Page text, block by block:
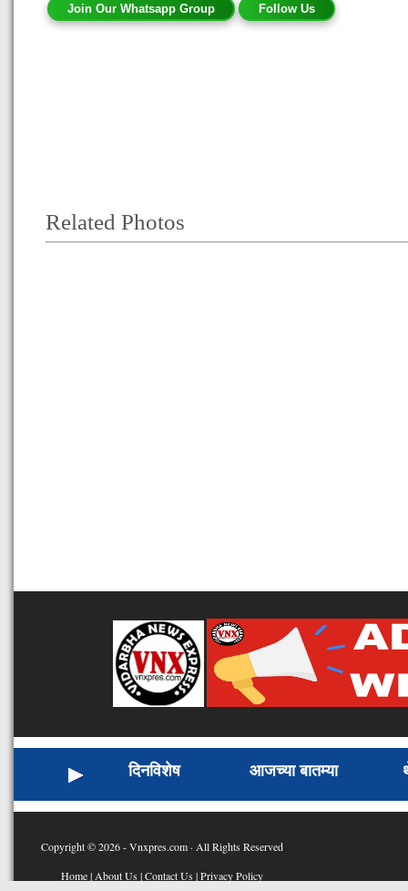
Join Our Whatsapp Group Follow Us
Related Photos
दिनविशेष आजच्या बातम्या
Copyright © 2026 - Vnxpres.com · All Rights Reserved
Home|About Us |Contact Us |Privacy Policy